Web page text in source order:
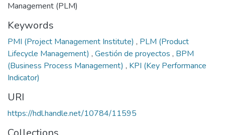
Management (PLM)
Keywords
PMI (Project Management Institute) , PLM (Product
Lifecycle Management) , Gestión de proyectos , BPM
(Business Process Management) , KPI (Key Performance
Indicator)
URI
https://hdl.handle.net/10784/11595